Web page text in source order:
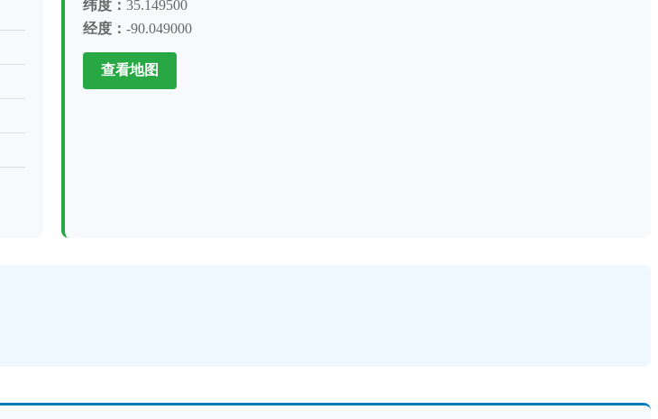
纬度： 35.149500
经度： -90.049000
查看地图